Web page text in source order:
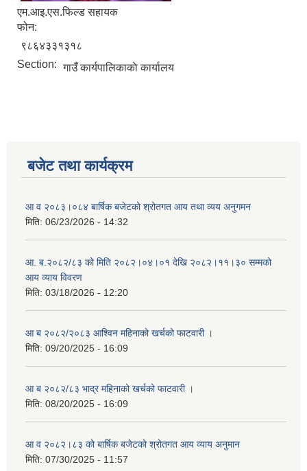
एम.आइ.एस.फिल्ड सहायक
फोन:
९८६४३३१३१८
Section: गाउँ कार्यपालिकाकाे कार्यालय
बजेट तथा कार्यक्रम
आ व २०८३।०८४ बार्षिक बजेटको श्रोतगत आय तथा व्यय अनुगमन
मिति: 06/23/2026 - 14:32
आ. ब.२०८२/८३ को मिति २०८२।०४।०१ देखि २०८२।११।३० सम्मको
आय व्याय विवरण
मिति: 03/18/2026 - 12:20
आ ब २०८२/२०८३ आश्विन महिनाको खर्चको फाटवारी ।
मिति: 09/20/2025 - 16:09
आ ब २०८२/८३ भाद्र महिनाको खर्चको फाटवारी ।
मिति: 08/20/2025 - 16:09
आ व २०८२।८३ को बार्षिक बजेटको श्रोतगत आय व्याय अनुमान
मिति: 07/30/2025 - 11:57